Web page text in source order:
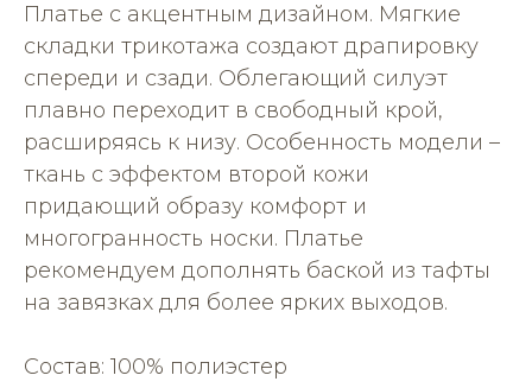
Платье с акцентным дизайном. Мягкие
складки трикотажа создают драпировку
спереди и сзади. Облегающий силуэт
плавно переходит в свободный крой,
расширяясь к низу. Особенность модели –
ткань с эффектом второй кожи
придающий образу комфорт и
многогранность носки. Платье
рекомендуем дополнять баской из тафты
на завязках для более ярких выходов.
Состав: 100% полиэстер